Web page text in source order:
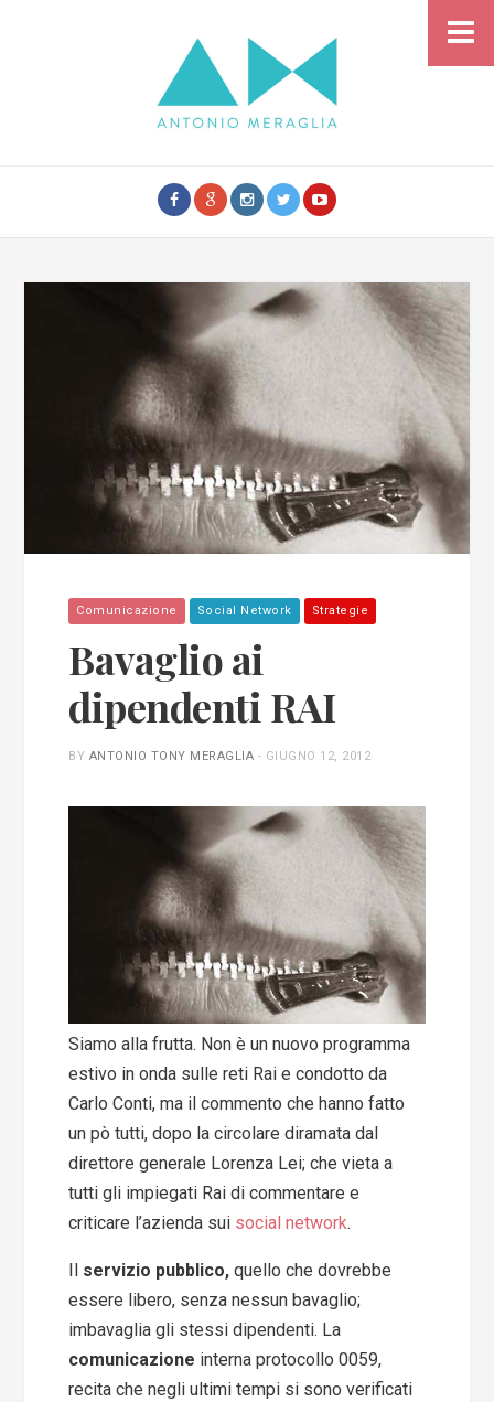
Comunicazione Social Network Strategie
Bavaglio ai
dipendenti RAI
BY ANTONIO TONY MERAGLIA - GIUGNO 12, 2012
Siamo alla frutta. Non è un nuovo programma
estivo in onda sulle reti Rai e condotto da
Carlo Conti, ma il commento che hanno fatto
un pò tutti, dopo la circolare diramata dal
direttore generale Lorenza Lei; che vieta a
tutti gli impiegati Rai di commentare e
criticare l’azienda sui social network.
Il servizio pubblico, quello che dovrebbe
essere libero, senza nessun bavaglio;
imbavaglia gli stessi dipendenti. La
comunicazione interna protocollo 0059,
recita che negli ultimi tempi si sono verificati